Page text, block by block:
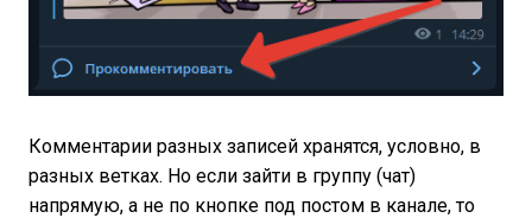
Комментарии разных записей хранятся, условно, в
разных ветках. Но если зайти в группу (чат)
напрямую, а не по кнопке под постом в канале, то